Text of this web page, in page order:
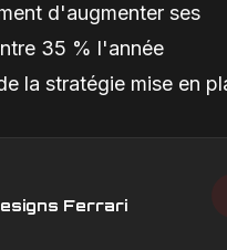
d'augmenter ses
35 % l'année
la stratégie mise en
Ferrari